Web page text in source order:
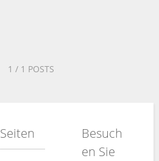
1 / 1 POSTS
Seiten
Besuch
en Sie